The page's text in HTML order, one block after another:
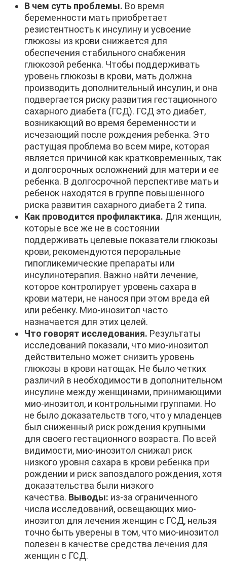
В чем суть проблемы. Во время
беременности мать приобретает
резистентность к инсулину и усвоение
глюкозы из крови снижается для
обеспечения стабильного снабжения
глюкозой ребенка. Чтобы поддерживать
уровень глюкозы в крови, мать должна
производить дополнительный инсулин, и она
подвергается риску развития гестационного
сахарного диабета (ГСД). ГСД это диабет,
возникающий во время беременности и
исчезающий после рождения ребенка. Это
растущая проблема во всем мире, которая
является причиной как кратковременных, так
и долгосрочных осложнений для матери и ее
ребенка. В долгосрочной перспективе мать и
ребенок находятся в группе повышенного
риска развития сахарного диабета 2 типа.
Как проводится профилактика. Для женщин,
которые все же не в состоянии
поддерживать целевые показатели глюкозы
крови, рекомендуются пероральные
гипогликемические препараты или
инсулинотерапия. Важно найти лечение,
которое контролирует уровень сахара в
крови матери, не нанося при этом вреда ей
или ребенку. Мио-инозитол часто
назначается для этих целей.
Что говорят исследования. Результаты
исследований показали, что мио-инозитол
действительно может снизить уровень
глюкозы в крови натощак. Не было четких
различий в необходимости в дополнительном
инсулине между женщинами, принимающими
мио-инозитол, и контрольными группами. Но
не было доказательств того, что у младенцев
был сниженный риск рождения крупными
для своего гестационного возраста. По всей
видимости, мио-инозитол снижал риск
низкого уровня сахара в крови ребенка при
рождении и риск запоздалого рождения, хотя
доказательства были низкого
качества. Выводы: из-за ограниченного
числа исследований, освещающих мио-
инозитол для лечения женщин с ГСД, нельзя
точно быть уверены в том, что мио-инозитол
полезен в качестве средства лечения для
женщин с ГСД.